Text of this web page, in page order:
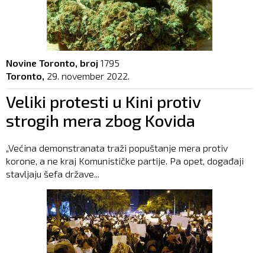
Novine Toronto, broj 1795
Toronto, 29. november 2022.
Veliki protesti u Kini protiv
strogih mera zbog Kovida
„Većina demonstranata traži popuštanje mera protiv
korone, a ne kraj Komunističke partije. Pa opet, događaji
stavljaju šefa države...